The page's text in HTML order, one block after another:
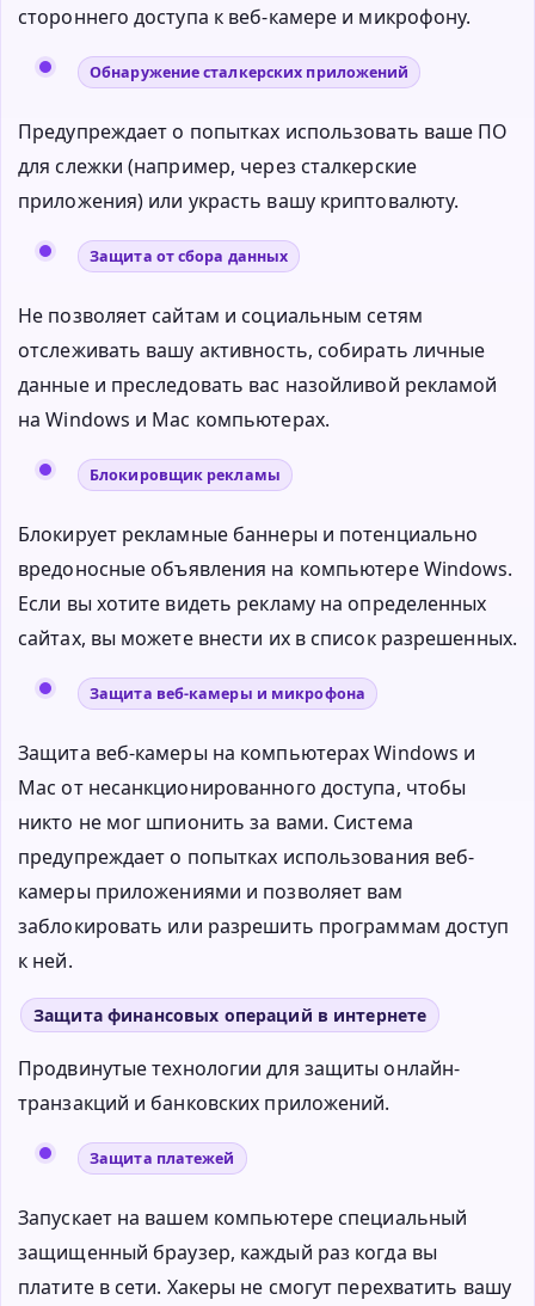
стороннего доступа к веб-камере и микрофону.
Обнаружение сталкерских приложений
Предупреждает о попытках использовать ваше ПО
для слежки (например, через сталкерские
приложения) или украсть вашу криптовалюту.
Защита от сбора данных
Не позволяет сайтам и социальным сетям
отслеживать вашу активность, собирать личные
данные и преследовать вас назойливой рекламой
на Windows и Mac компьютерах.
Блокировщик рекламы
Блокирует рекламные баннеры и потенциально
вредоносные объявления на компьютере Windows.
Если вы хотите видеть рекламу на определенных
сайтах, вы можете внести их в список разрешенных.
Защита веб-камеры и микрофона
Защита веб-камеры на компьютерах Windows и
Mac от несанкционированного доступа, чтобы
никто не мог шпионить за вами. Система
предупреждает о попытках использования веб-
камеры приложениями и позволяет вам
заблокировать или разрешить программам доступ
к ней.
Защита финансовых операций в интернете
Продвинутые технологии для защиты онлайн-
транзакций и банковских приложений.
Защита платежей
Запускает на вашем компьютере специальный
защищенный браузер, каждый раз когда вы
платите в сети. Хакеры не смогут перехватить вашу